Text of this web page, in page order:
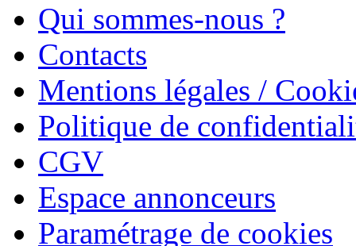
Qui sommes-nous ?
Contacts
Mentions légales /
Politique de
CGV
Espace annonceurs
Paramétrage de cookies